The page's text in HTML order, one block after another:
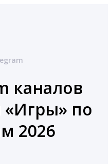
каналов
«Игры» по
2026